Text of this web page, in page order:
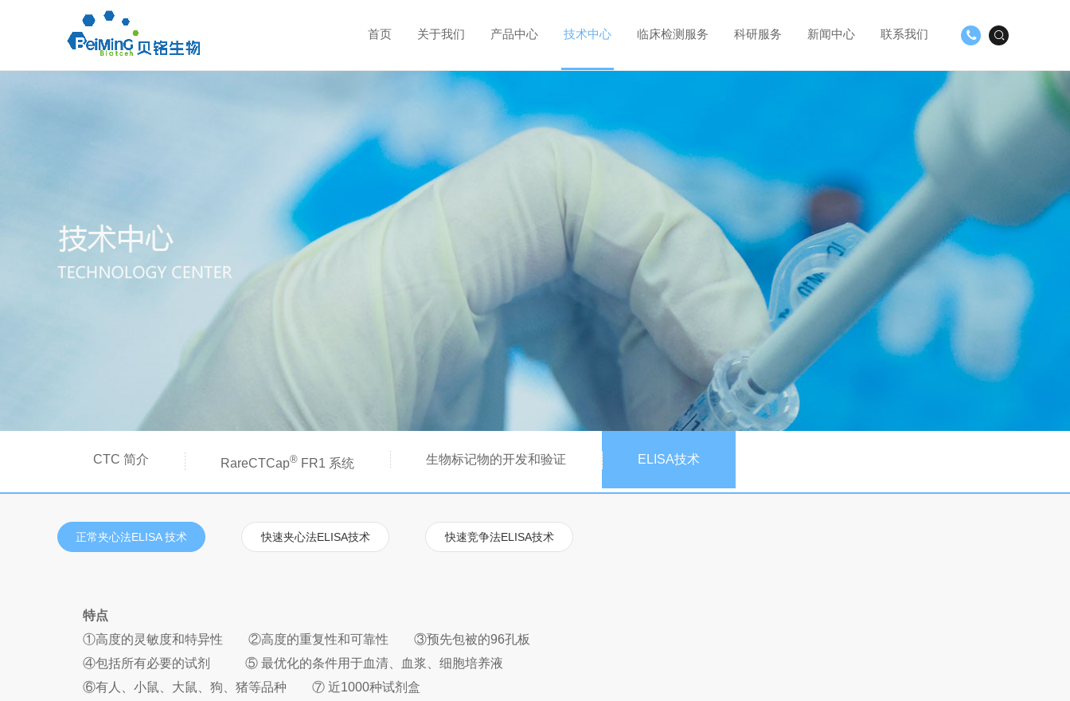
首页 关于我们 产品中心 技术中心 临床检测服务 科研服务 新闻中心 联系我们
CTC 简介 RareCTCap® FR1 系统 生物标记物的开发和验证 ELISA技术
正常夹心法ELISA 技术 快速夹心法ELISA技术 快速竞争法ELISA技术
特点
①高度的灵敏度和特异性 ②高度的重复性和可靠性 ③预先包被的96孔板
④包括所有必要的试剂 ⑤ 最优化的条件用于血清、血浆、细胞培养液
⑥有人、小鼠、大鼠、狗、猪等品种 ⑦ 近1000种试剂盒